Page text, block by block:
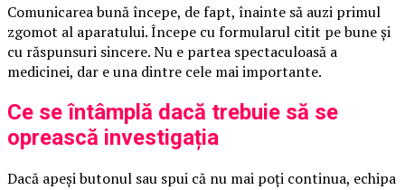
Comunicarea bună începe, de fapt, înainte să auzi primul
zgomot al aparatului. Începe cu formularul citit pe bune și
cu răspunsuri sincere. Nu e partea spectaculoasă a
medicinei, dar e una dintre cele mai importante.
Ce se întâmplă dacă trebuie să se
oprească investigația
Dacă apeși butonul sau spui că nu mai poți continua, echipa